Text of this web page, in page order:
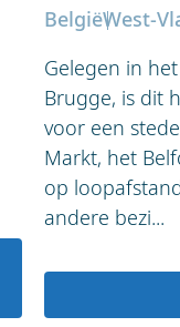
BelgiëWest-
Gelegen in
Brugge, is dit
voor een
Markt, het
op
andere bezi...